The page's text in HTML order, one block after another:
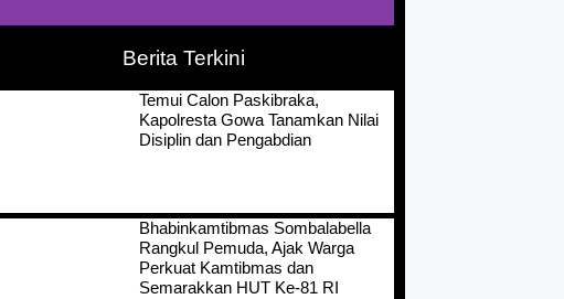
Berita Terkini
Temui Calon Paskibraka,
Kapolresta Gowa Tanamkan Nilai
Disiplin dan Pengabdian
Bhabinkamtibmas Sombalabella
Rangkul Pemuda, Ajak Warga
Perkuat Kamtibmas dan
Semarakkan HUT Ke-81 RI